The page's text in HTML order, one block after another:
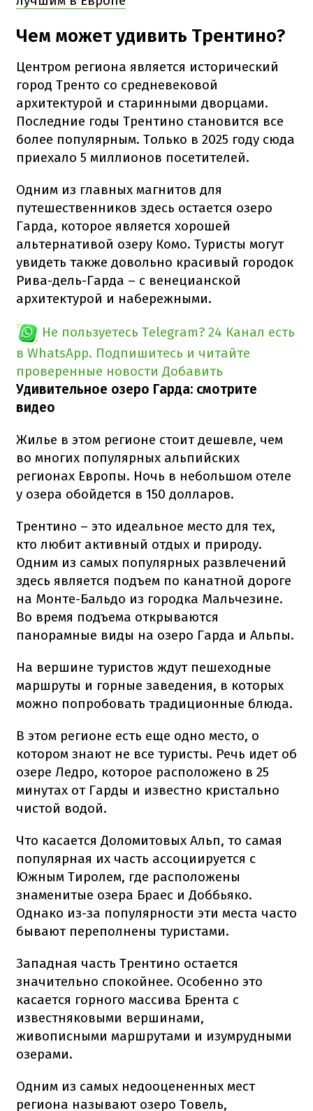
Чем может удивить Трентино?
Центром региона является исторический
город Тренто со средневековой
архитектурой и старинными дворцами.
Последние годы Трентино становится все
более популярным. Только в 2025 году сюда
приехало 5 миллионов посетителей.
Одним из главных магнитов для
путешественников здесь остается озеро
Гарда, которое является хорошей
альтернативой озеру Комо. Туристы могут
увидеть также довольно красивый городок
Рива-дель-Гарда – с венецианской
архитектурой и набережными.
Не пользуетесь Telegram? 24 Канал есть
в WhatsApp. Подпишитесь и читайте
проверенные новости Добавить
Удивительное озеро Гарда: смотрите
видео
Жилье в этом регионе стоит дешевле, чем
во многих популярных альпийских
регионах Европы. Ночь в небольшом отеле
у озера обойдется в 150 долларов.
Трентино – это идеальное место для тех,
кто любит активный отдых и природу.
Одним из самых популярных развлечений
здесь является подъем по канатной дороге
на Монте-Бальдо из городка Мальчезине.
Во время подъема открываются
панорамные виды на озеро Гарда и Альпы.
На вершине туристов ждут пешеходные
маршруты и горные заведения, в которых
можно попробовать традиционные блюда.
В этом регионе есть еще одно место, о
котором знают не все туристы. Речь идет об
озере Ледро, которое расположено в 25
минутах от Гарды и известно кристально
чистой водой.
Что касается Доломитовых Альп, то самая
популярная их часть ассоциируется с
Южным Тиролем, где расположены
знаменитые озера Браес и Доббьяко.
Однако из-за популярности эти места часто
бывают переполнены туристами.
Западная часть Трентино остается
значительно спокойнее. Особенно это
касается горного массива Брента с
известняковыми вершинами,
живописными маршрутами и изумрудными
озерами.
Одним из самых недооцененных мест
региона называют озеро Товель,